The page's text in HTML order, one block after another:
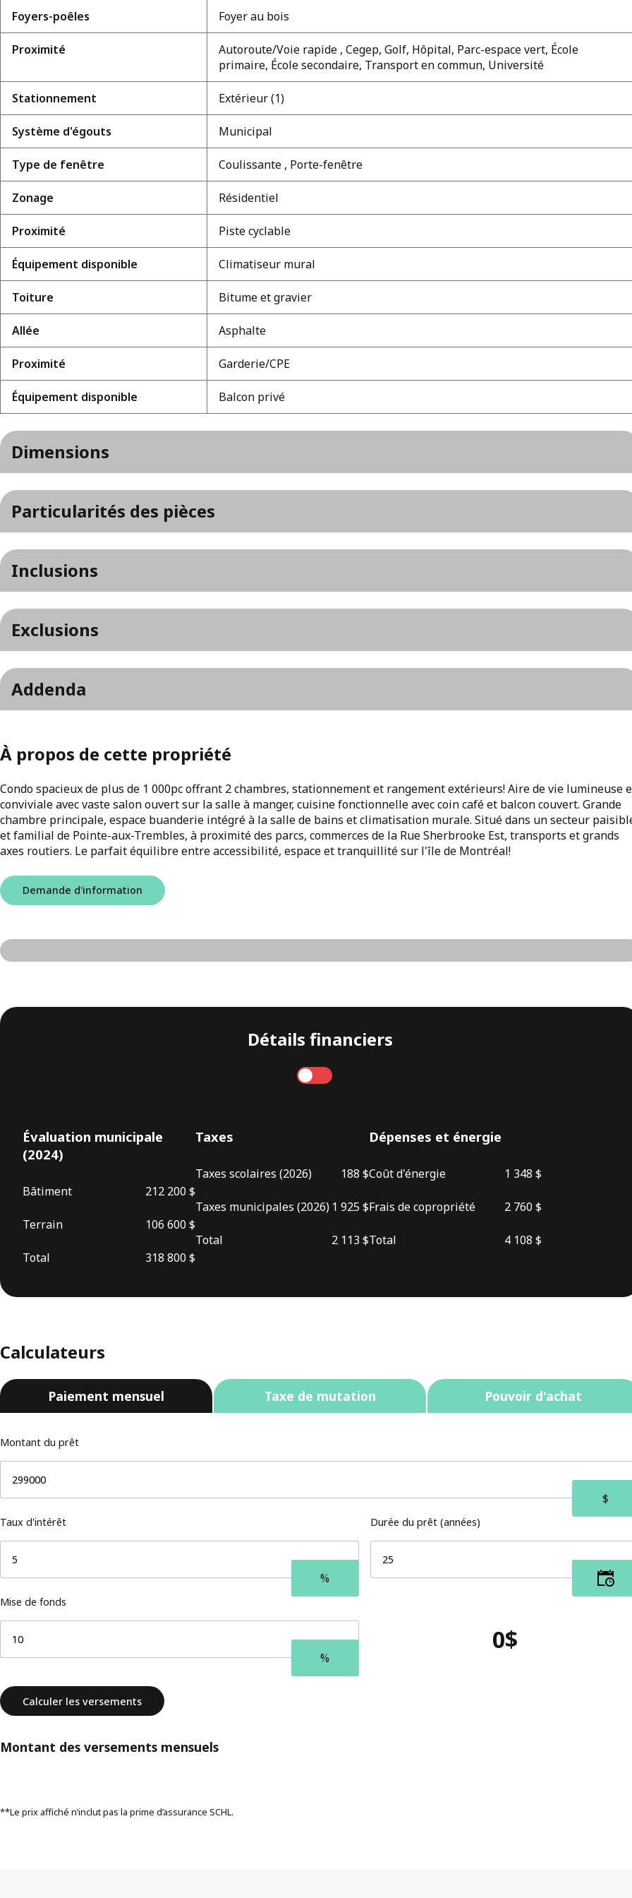
Foyers-poêles Foyer au bois
Proximité
Autoroute/Voie rapide , Cegep, Golf, Hôpital, Parc-espace vert, École
primaire, École secondaire, Transport en commun, Université
Stationnement Extérieur (1)
Système d'égouts Municipal
Type de fenêtre Coulissante , Porte-fenêtre
Zonage Résidentiel
Proximité Piste cyclable
Équipement disponible Climatiseur mural
Toiture Bitume et gravier
Allée Asphalte
Proximité Garderie/CPE
Équipement disponible Balcon privé
Dimensions
Particularités des pièces
Inclusions
Exclusions
Addenda
À propos de cette propriété
Condo spacieux de plus de 1 000pc offrant 2 chambres, stationnement et rangement extérieurs! Aire de vie lumineuse
conviviale avec vaste salon ouvert sur la salle à manger, cuisine fonctionnelle avec coin café et balcon couvert. Grande
chambre principale, espace buanderie intégré à la salle de bains et climatisation murale. Situé dans un secteur
et familial de Pointe-aux-Trembles, à proximité des parcs, commerces de la Rue Sherbrooke Est, transports et grands
axes routiers. Le parfait équilibre entre accessibilité, espace et tranquillité sur l'île de Montréal!
Demande d'information
Détails financiers
Annuel
Évaluation municipale
(2024)
Bâtiment 212 200 $
Terrain 106 600 $
Total 318 800 $
Taxes
Taxes scolaires (2026) 188 $
Taxes municipales (2026) 1 925 $
Total 2 113 $
Dépenses et énergie
Coût d'énergie 1 348 $
Frais de copropriété 2 760 $
Total 4 108 $
Calculateurs
Paiement mensuel Taxe de mutation Pouvoir d'achat
Montant du prêt
Taux d'intérêt Durée du prêt (années)
Mise de fonds
Calculer les versements
Montant des versements mensuels
**Le prix affiché n’inclut pas la prime d’assurance SCHL.